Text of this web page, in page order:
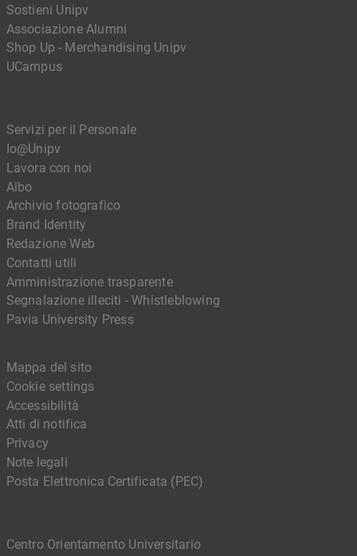
Sostieni Unipv
Associazione Alumni
Shop Up - Merchandising Unipv
UCampus
Servizi per il Personale
Io@Unipv
Lavora con noi
Albo
Archivio fotografico
Brand Identity
Redazione Web
Contatti utili
Amministrazione trasparente
Segnalazione illeciti - Whistleblowing
Pavia University Press
Centro Orientamento Universitario
Mappa del sito
Cookie settings
Accessibilità
Atti di notifica
Privacy
Note legali
Posta Elettronica Certificata (PEC)